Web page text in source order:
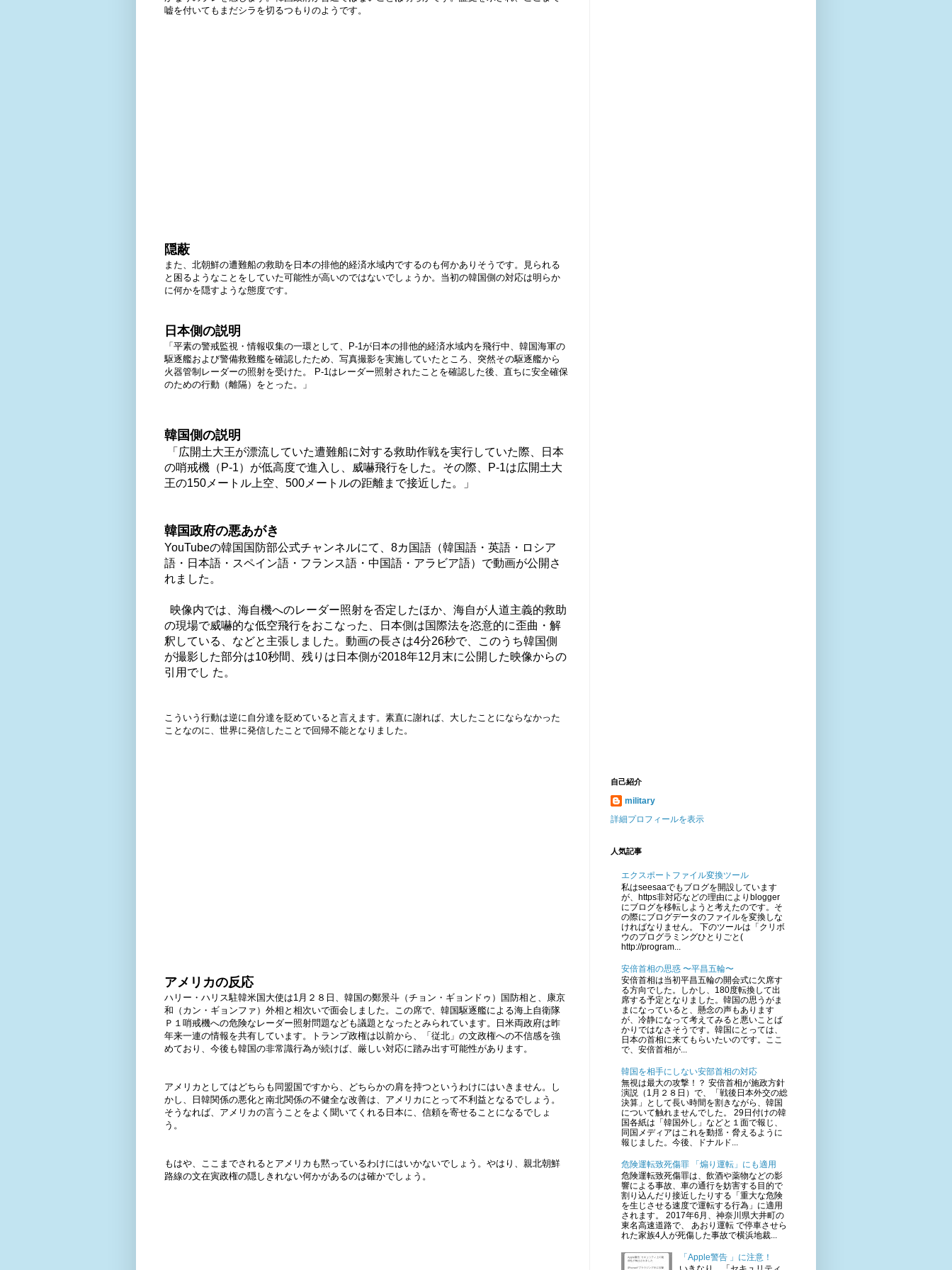
嘘を付いてもまだシラを切るつもりのようです。
隠蔽
また、北朝鮮の遭難船の救助を日本の排他的経済水域内でするのも何かありそうです。見られる
と困るようなことをしていた可能性が高いのではないでしょうか。当初の韓国側の対応は明らか
に何かを隠すような態度です。
日本側の説明
「平素の警戒監視・情報収集の一環として、P-1が日本の排他的経済水域内を飛行中、韓国海軍の
駆逐艦および警備救難艦を確認したため、写真撮影を実施していたところ、突然その駆逐艦から
火器管制レーダーの照射を受けた。 P-1はレーダー照射されたことを確認した後、直ちに安全確保
のための行動（離隔）をとった。」
韓国側の説明
「広開土大王が漂流していた遭難船に対する救助作戦を実行していた際、日本
の哨戒機（P-1）が低高度で進入し、威嚇飛行をした。その際、P-1は広開土大
王の150メートル上空、500メートルの距離まで接近した。」
韓国政府の悪あがき
YouTubeの韓国国防部公式チャンネルにて、8カ国語（韓国語・英語・ロシア
語・日本語・スペイン語・フランス語・中国語・アラビア語）で動画が公開さ
れました。
映像内では、海自機へのレーダー照射を否定したほか、海自が人道主義的救助
の現場で威嚇的な低空飛行をおこなった、日本側は国際法を恣意的に歪曲・解
釈している、などと主張しました。動画の長さは4分26秒で、このうち韓国側
が撮影した部分は10秒間、残りは日本側が2018年12月末に公開した映像からの
引用でし た。
こういう行動は逆に自分達を貶めていると言えます。素直に謝れば、大したことにならなかった
ことなのに、世界に発信したことで回帰不能となりました。
アメリカの反応
ハリー・ハリス駐韓米国大使は1月２８日、韓国の鄭景斗（チョン・ギョンドゥ）国防相と、康京
和（カン・ギョンファ）外相と相次いで面会しました。この席で、韓国駆逐艦による海上自衛隊
Ｐ１哨戒機への危険なレーダー照射問題なども議題となったとみられています。日米両政府は昨
年来一連の情報を共有しています。トランプ政権は以前から、「従北」の文政権への不信感を強
めており、今後も韓国の非常識行為が続けば、厳しい対応に踏み出す可能性があります。
アメリカとしてはどちらも同盟国ですから、どちらかの肩を持つというわけにはいきません。し
かし、日韓関係の悪化と南北関係の不健全な改善は、アメリカにとって不利益となるでしょう。
そうなれば、アメリカの言うことをよく聞いてくれる日本に、信頼を寄せることになるでしょ
う。
もはや、ここまでされるとアメリカも黙っているわけにはいかないでしょう。やはり、親北朝鮮
路線の文在寅政権の隠しきれない何かがあるのは確かでしょう。
自己紹介
military
詳細プロフィールを表示
人気記事
エクスポートファイル変換ツール
私はseesaaでもブログを開設しています
が、https非対応などの理由によりblogger
にブログを移転しようと考えたのです。そ
の際にブログデータのファイルを変換しな
ければなりません。 下のツールは「クリボ
ウのプログラミングひとりごと(
http://program...
安倍首相の思惑 〜平昌五輪〜
安倍首相は当初平昌五輪の開会式に欠席す
る方向でした。しかし、180度転換して出
席する予定となりました。韓国の思うがま
まになっていると、懸念の声もあります
が、冷静になって考えてみると悪いことば
かりではなさそうです。韓国にとっては、
日本の首相に来てもらいたいのです。ここ
で、安倍首相が...
韓国を相手にしない安部首相の対応
無視は最大の攻撃！？ 安倍首相が施政方針
演説（1月２８日）で、「戦後日本外交の総
決算」として長い時間を割きながら、韓国
について触れませんでした。 29日付けの韓
国各紙は「韓国外し」などと１面で報じ、
同国メディアはこれを動揺・脅えるように
報じました。今後、ドナルド...
危険運転致死傷罪 「煽り運転」にも適用
危険運転致死傷罪は、飲酒や薬物などの影
響による事故、車の通行を妨害する目的で
割り込んだり接近したりする「重大な危険
を生じさせる速度で運転する行為」に適用
されます。 2017年6月、神奈川県大井町の
東名高速道路で、 あおり運転 で停車させら
れた家族4人が死傷した事故で横浜地裁...
「Apple警告 」に注意！